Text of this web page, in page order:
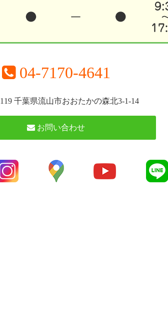
04-7170-4641
千葉県流山市おおたかの森北3-1-14
お問い合わせ